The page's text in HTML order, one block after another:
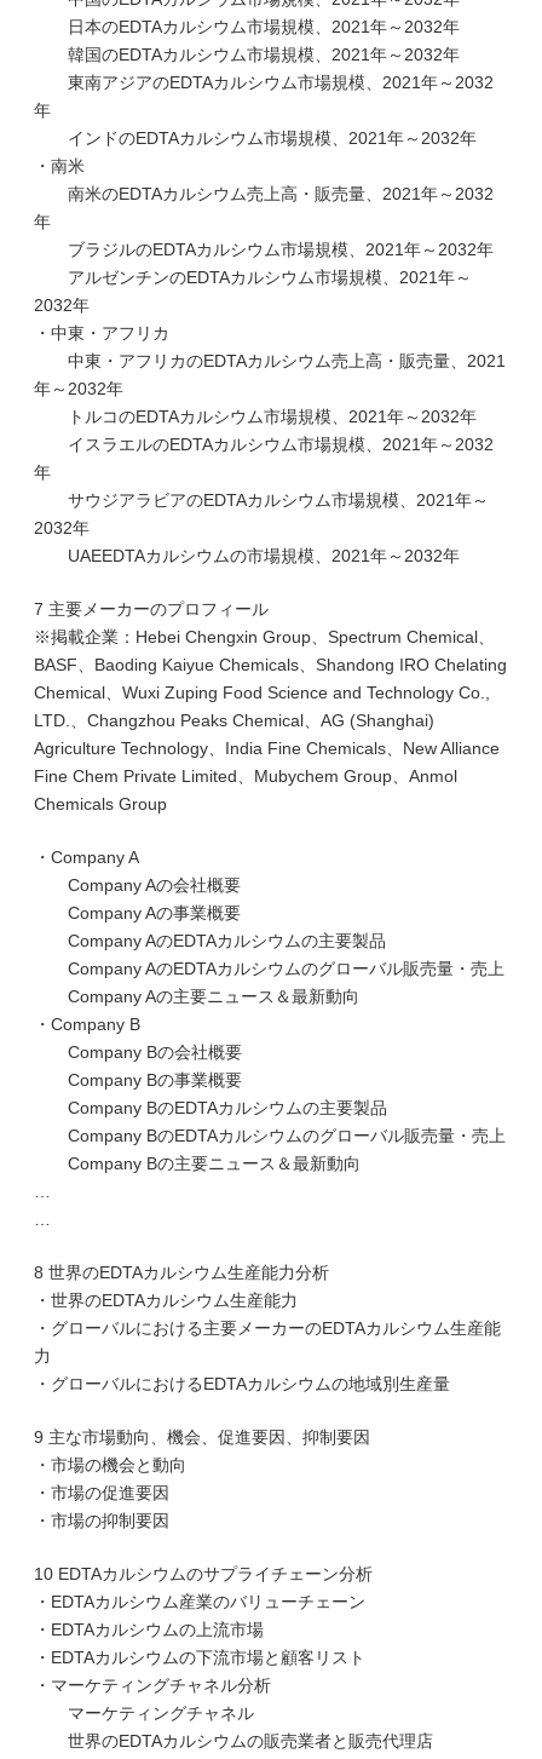
日本のEDTAカルシウム市場規模、2021年～2032年
韓国のEDTAカルシウム市場規模、2021年～2032年
東南アジアのEDTAカルシウム市場規模、2021年～2032
年
インドのEDTAカルシウム市場規模、2021年～2032年
・南米
南米のEDTAカルシウム売上高・販売量、2021年～2032
年
ブラジルのEDTAカルシウム市場規模、2021年～2032年
アルゼンチンのEDTAカルシウム市場規模、2021年～
2032年
・中東・アフリカ
中東・アフリカのEDTAカルシウム売上高・販売量、2021
年～2032年
トルコのEDTAカルシウム市場規模、2021年～2032年
イスラエルのEDTAカルシウム市場規模、2021年～2032
年
サウジアラビアのEDTAカルシウム市場規模、2021年～
2032年
UAEEDTAカルシウムの市場規模、2021年～2032年
7 主要メーカーのプロフィール
※掲載企業：Hebei Chengxin Group、Spectrum Chemical、
BASF、Baoding Kaiyue Chemicals、Shandong IRO Chelating
Chemical、Wuxi Zuping Food Science and Technology Co.,
LTD.、Changzhou Peaks Chemical、AG (Shanghai)
Agriculture Technology、India Fine Chemicals、New Alliance
Fine Chem Private Limited、Mubychem Group、Anmol
Chemicals Group
・Company A
Company Aの会社概要
Company Aの事業概要
Company AのEDTAカルシウムの主要製品
Company AのEDTAカルシウムのグローバル販売量・売上
Company Aの主要ニュース＆最新動向
・Company B
Company Bの会社概要
Company Bの事業概要
Company BのEDTAカルシウムの主要製品
Company BのEDTAカルシウムのグローバル販売量・売上
Company Bの主要ニュース＆最新動向
8 世界のEDTAカルシウム生産能力分析
・世界のEDTAカルシウム生産能力
・グローバルにおける主要メーカーのEDTAカルシウム生産能
力
・グローバルにおけるEDTAカルシウムの地域別生産量
9 主な市場動向、機会、促進要因、抑制要因
・市場の機会と動向
・市場の促進要因
・市場の抑制要因
10 EDTAカルシウムのサプライチェーン分析
・EDTAカルシウム産業のバリューチェーン
・EDTAカルシウムの上流市場
・EDTAカルシウムの下流市場と顧客リスト
・マーケティングチャネル分析
マーケティングチャネル
世界のEDTAカルシウムの販売業者と販売代理店